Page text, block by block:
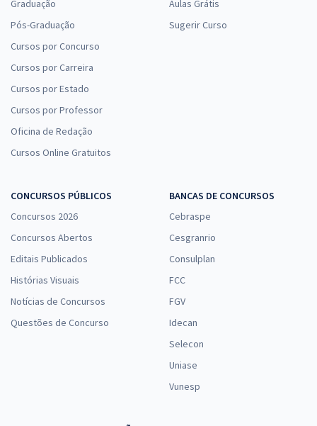
Graduação
Pós-Graduação
Cursos por Concurso
Cursos por Carreira
Cursos por Estado
Cursos por Professor
Oficina de Redação
Cursos Online Gratuitos
Aulas Grátis
Sugerir Curso
CONCURSOS PÚBLICOS
Concursos 2026
Concursos Abertos
Editais Publicados
Histórias Visuais
Notícias de Concursos
Questões de Concurso
BANCAS DE CONCURSOS
Cebraspe
Cesgranrio
Consulplan
FCC
FGV
Idecan
Selecon
Uniase
Vunesp